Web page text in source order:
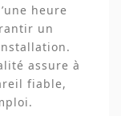
heure
un
assure à
fiable,